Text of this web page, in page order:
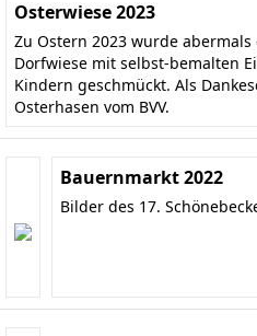
Osterwiese 2023
Zu Ostern 2023 wurde
Dorfwiese mit selbst-bemalten
Kindern geschmückt. Als
Osterhasen vom BVV.
Bauernmarkt 2022
Bilder des 17.